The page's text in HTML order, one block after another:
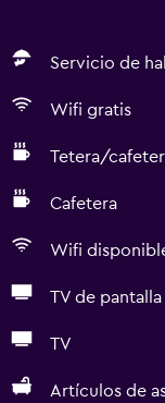
Servicio de
Wifi gratis
Tetera/
Cafetera
Wifi
TV de pantalla
TV
Artículos de